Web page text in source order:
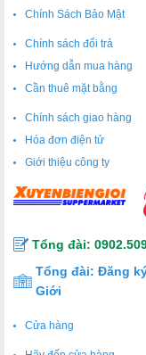
Chính Sách Bảo Mật
Chính sách đổi trả
Hướng dẫn mua hàng
Cần thuê mặt bằng
Chính sách giao hàng
Hóa đơn điện tử
Giới thiệu công ty
Tổng đài:
Tổng đài: Đăng
Giới
Cửa hàng